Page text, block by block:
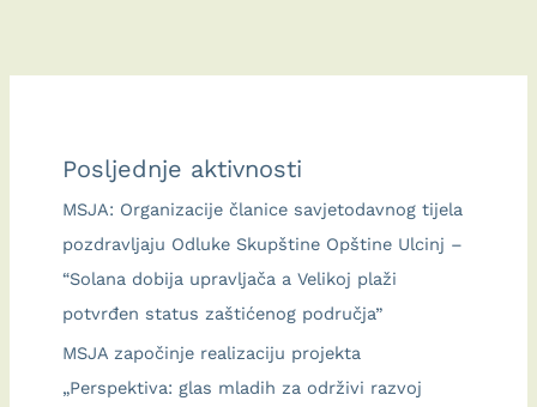
Posljednje aktivnosti
MSJA: Organizacije članice savjetodavnog tijela
pozdravljaju Odluke Skupštine Opštine Ulcinj –
“Solana dobija upravljača a Velikoj plaži
potvrđen status zaštićenog područja”
MSJA započinje realizaciju projekta
„Perspektiva: glas mladih za održivi razvoj